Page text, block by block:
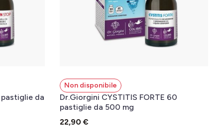
pastiglie da
Non disponibile
Dr.Giorgini CYSTITIS FORTE 60
pastiglie da 500 mg
22,90 €